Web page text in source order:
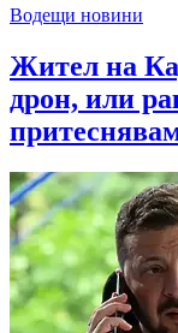
Водещи новини
Жител на
дрон, или